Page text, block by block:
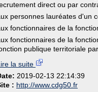
direct ou par
personnes lauréates d'un
fonctionnaires de la
fonctionnaires de la
publique territoriale
la suite
2019-02-13 22:14:39
: http://www.cdg50.fr